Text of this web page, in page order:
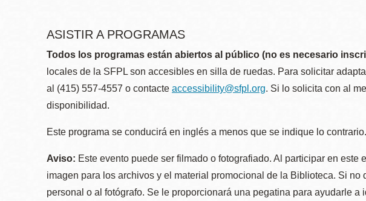
ASISTIR A PROGRAMAS
Todos los programas están abiertos al público (no es necesario
locales de la SFPL son accesibles en silla de ruedas. Para solicitar
al (415) 557-4557 o contacte accessibility@sfpl.org. Si lo solicita con al
disponibilidad.
Este programa se conducirá en inglés a menos que se indique lo contrario.
Aviso: Este evento puede ser filmado o fotografiado. Al participar en
imagen para los archivos y el material promocional de la Biblioteca. Si
personal o al fotógrafo. Se le proporcionará una pegatina para ayudarle